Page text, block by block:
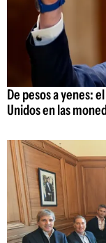
De pesos a yenes:
Unidos en las